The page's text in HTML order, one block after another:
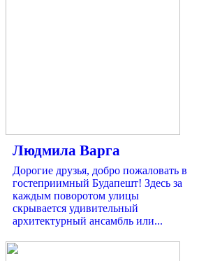
Людмила Варга
Дорогие друзья, добро пожаловать в
гостеприимный Будапешт! Здесь за
каждым поворотом улицы
скрывается удивительный
архитектурный ансамбль или...